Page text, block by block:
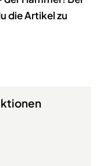
die Artikel zu